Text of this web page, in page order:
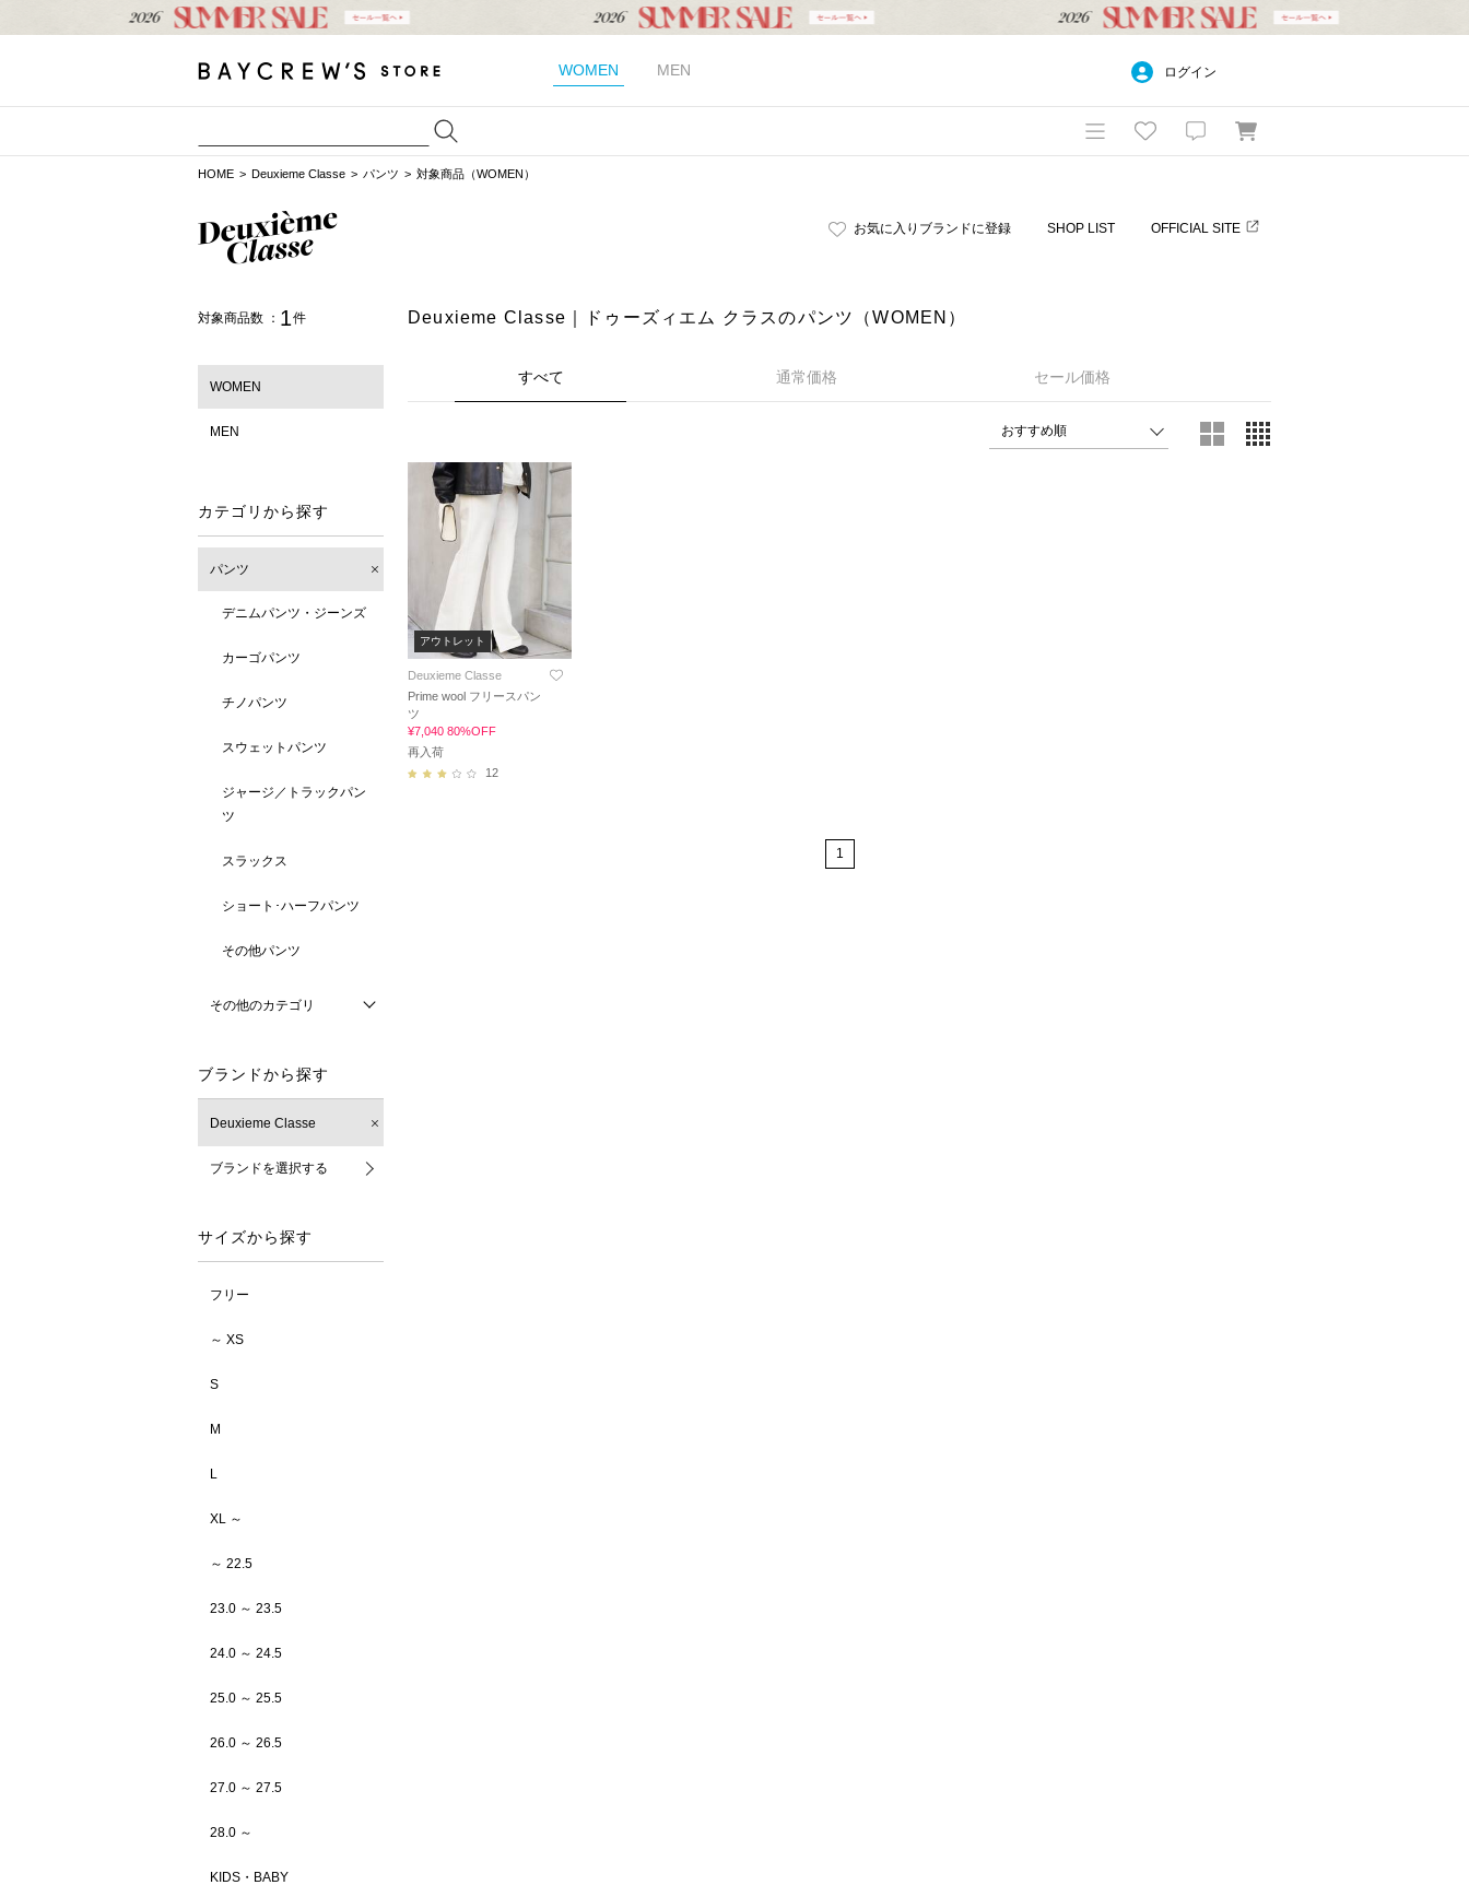
WOMEN MEN ログイン
HOME Deuxieme Classe パンツ 対象商品（WOMEN）
お気に入りブランドに登録 SHOP LIST OFFICIAL SITE
対象商品数 ： 1 件
WOMEN
MEN
カテゴリから探す
パンツ
デニムパンツ・ジーンズ
カーゴパンツ
チノパンツ
スウェットパンツ
ジャージ／トラックパン
ツ
スラックス
ショート･ハーフパンツ
その他パンツ
その他のカテゴリ
ブランドから探す
Deuxieme Classe
ブランドを選択する
サイズから探す
フリー
～ XS
S
M
L
XL ～
～ 22.5
23.0 ～ 23.5
24.0 ～ 24.5
25.0 ～ 25.5
26.0 ～ 26.5
27.0 ～ 27.5
28.0 ～
KIDS・BABY
Deuxieme Classe｜ドゥーズィエム クラスのパンツ（WOMEN）
すべて 通常価格 セール価格
アウトレット
Deuxieme Classe
Prime wool フリースパン
ツ
¥7,040 80%OFF
再入荷
12
1